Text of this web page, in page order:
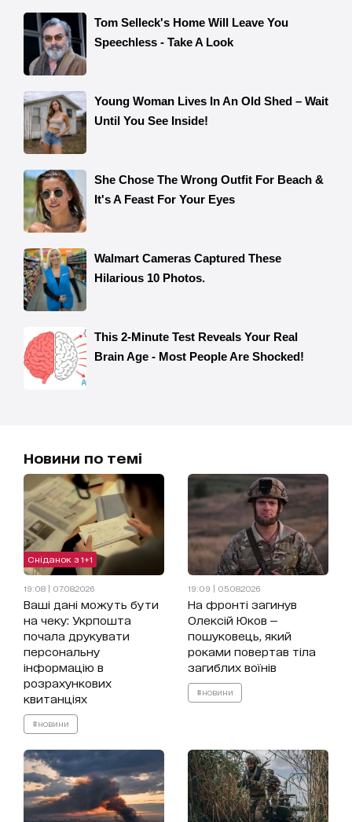
Новини по темі
Сніданок з 1+1
19:08 | 07.08.2026
Ваші дані можуть бути
на чеку: Укрпошта
почала друкувати
персональну
інформацію в
розрахункових
квитанціях
#новини
19:09 | 05.08.2026
На фронті загинув
Олексій Юков —
пошуковець, який
роками повертав тіла
загиблих воїнів
#новини